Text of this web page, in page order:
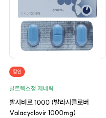
할인
발트렉스정 제네릭
발시비르 1000 (발라시클로버
Valacyclovir 1000mg)